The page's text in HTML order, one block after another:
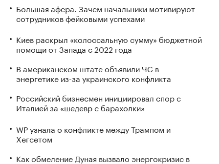
Большая афера. Зачем начальники мотивируют
сотрудников фейковыми успехами
Киев раскрыл «колоссальную сумму» бюджетной
помощи от Запада с 2022 года
В американском штате объявили ЧС в
энергетике из-за украинского конфликта
Российский бизнесмен инициировал спор с
Италией за «шедевр с барахолки»
WP узнала о конфликте между Трампом и
Хегсетом
Как обмеление Дуная вызвало энергокризис в